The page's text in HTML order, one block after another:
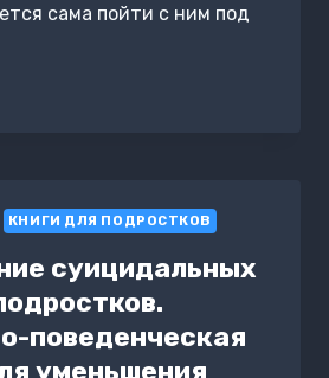
сама пойти с ним под
КНИГИ ДЛЯ ПОДРОСТКОВ
суицидальных
поведенческая
уменьшения